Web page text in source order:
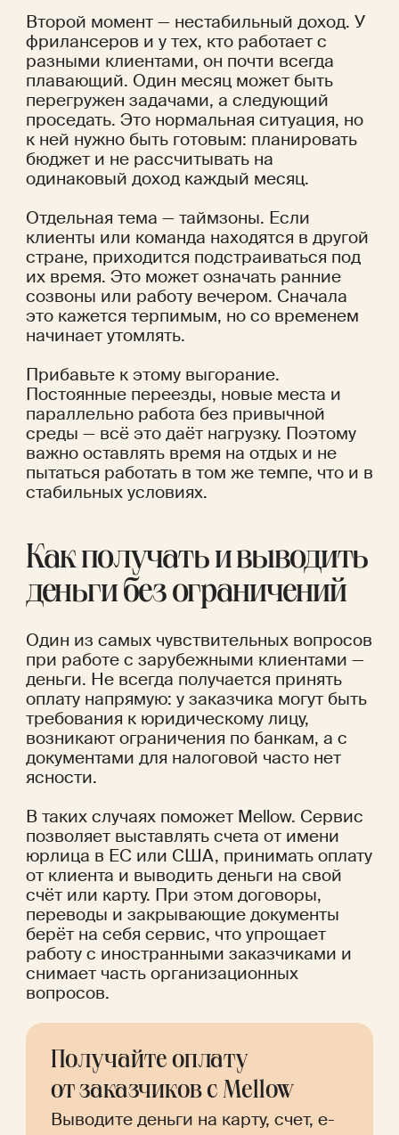
Второй момент — нестабильный доход. У
фрилансеров и у тех, кто работает с
разными клиентами, он почти всегда
плавающий. Один месяц может быть
перегружен задачами, а следующий
проседать. Это нормальная ситуация, но
к ней нужно быть готовым: планировать
бюджет и не рассчитывать на
одинаковый доход каждый месяц.
Отдельная тема — таймзоны. Если
клиенты или команда находятся в другой
стране, приходится подстраиваться под
их время. Это может означать ранние
созвоны или работу вечером. Сначала
это кажется терпимым, но со временем
начинает утомлять.
Прибавьте к этому выгорание.
Постоянные переезды, новые места и
параллельно работа без привычной
среды — всё это даёт нагрузку. Поэтому
важно оставлять время на отдых и не
пытаться работать в том же темпе, что и в
стабильных условиях.
Как получать и выводить
деньги без ограничений
Один из самых чувствительных вопросов
при работе с зарубежными клиентами —
деньги. Не всегда получается принять
оплату напрямую: у заказчика могут быть
требования к юридическому лицу,
возникают ограничения по банкам, а с
документами для налоговой часто нет
ясности.
В таких случаях поможет Mellow. Сервис
позволяет выставлять счета от имени
юрлица в ЕС или США, принимать оплату
от клиента и выводить деньги на свой
счёт или карту. При этом договоры,
переводы и закрывающие документы
берёт на себя сервис, что упрощает
работу с иностранными заказчиками и
снимает часть организационных
вопросов.
Получайте оплату
от заказчиков с Mellow
Выводите деньги на карту, счет, e-